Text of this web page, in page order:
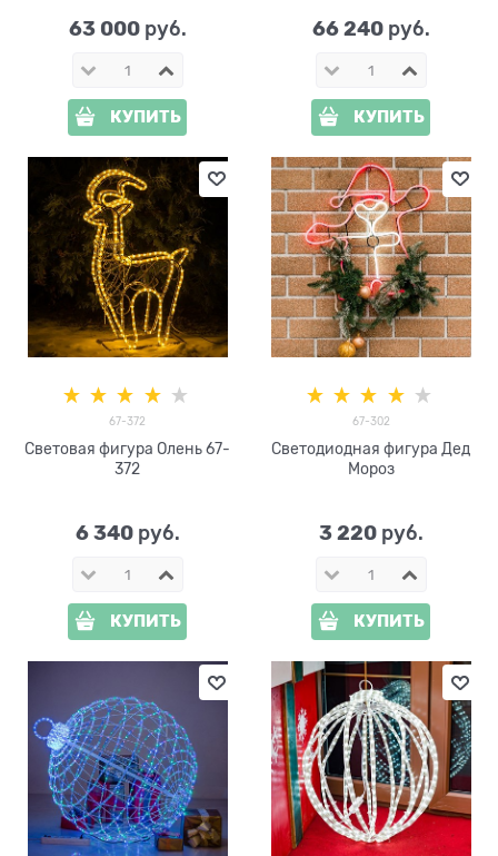
63 000 руб.
КУПИТЬ
66 240 руб.
КУПИТЬ
67-372
Световая фигура Олень 67-
372
6 340 руб.
КУПИТЬ
67-302
Светодиодная фигура Дед
Мороз
3 220 руб.
КУПИТЬ